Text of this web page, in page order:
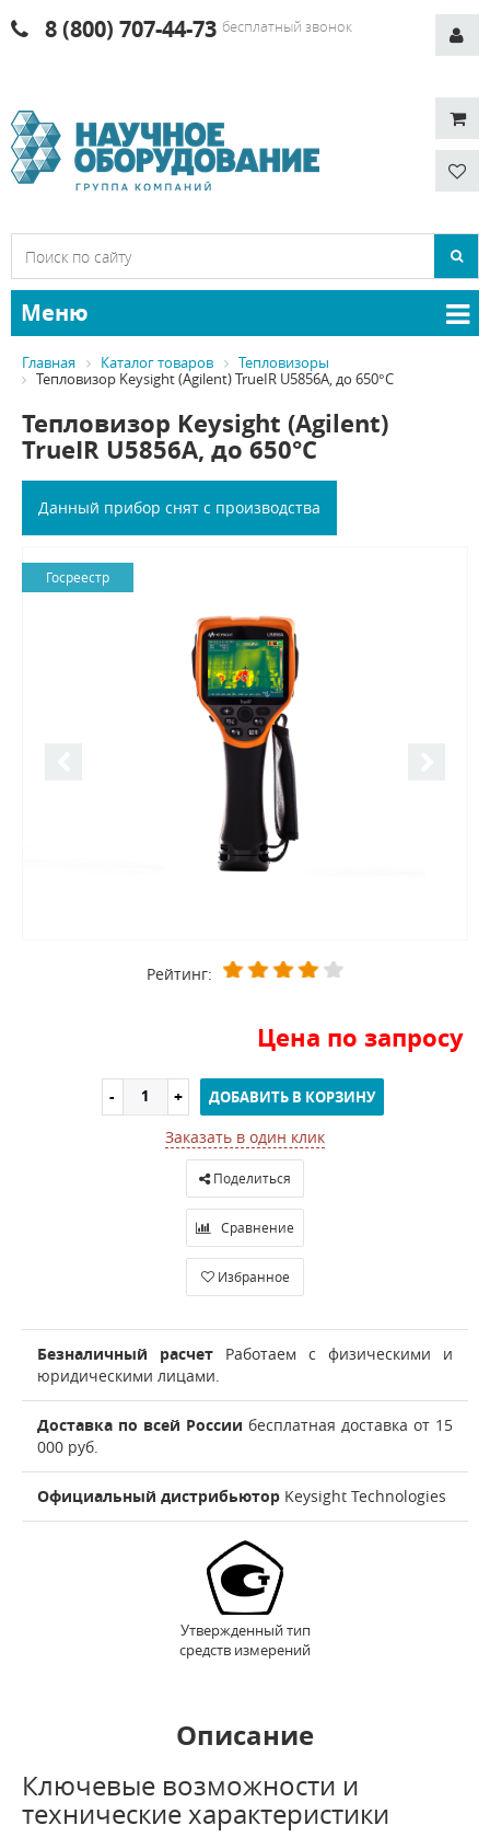
8 (800) 707-44-73 бесплатный звонок
Меню
Главная Каталог товаров
Тепловизоры
Тепловизор Keysight (Agilent) TrueIR U5856A, до 650°C
Тепловизор Keysight (Agilent)
TrueIR U5856A, до 650°C
Данный прибор снят с производства
Госреестр
Рейтинг:
Цена по запросу
ДОБАВИТЬ В КОРЗИНУ
Заказать в один клик
Поделиться
Сравнение
Избранное
Безналичный расчет Работаем с физическими и
юридическими лицами.
Доставка по всей России бесплатная доставка от 15
000 руб.
Официальный дистрибьютор Keysight Technologies
Утвержденный тип
средств измерений
Описание
Ключевые возможности и
технические характеристики